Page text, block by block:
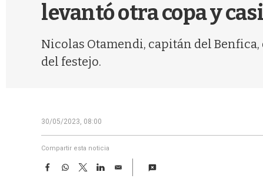
levantó otra copa y
Nicolas Otamendi, capitán del
del festejo.
30/05/2023, 08:00
Compartir esta noticia
F
W
T
w
L
E